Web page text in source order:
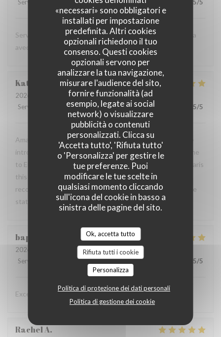
«necessari» sono obbligatori e
installati per impostazione
predefinita. Altri cookies
opzionali richiedono il tuo
consenso. Questi cookies
opzionali servono per
analizzare la tua navigazione,
misurare l'audience del sito,
fornire funzionalità (ad
esempio, legate ai social
network) o visualizzare
pubblicità o contenuti
personalizzati. Clicca su
'Accetta tutto', 'Rifiuta tutto'
o 'Personalizza' per gestire le
tue preferenze. Puoi
modificare le tue scelte in
qualsiasi momento cliccando
sull'icona del cookie in basso a
sinistra delle pagine del sito.
Ok, accetta tutto
Rifiuta tutti i cookie
Personalizza
Politica di protezione dei dati personali
Politica di gestione dei cookie
Servizio Atmosfera: 4/5 Cucina: 5/5 Qualità / Prezzo 5/5
Service impécable et une cuisine savoureuse. On reviendra
avec plaisir quand on sera à Paris la prochaine fois.
Katrina
2026-06-27
- 20:30 - Ospiti 2
Servizio
Atmosfera:5/5 Cucina :5 /5 Qualità / Prezzo 5/5
Amazing food and friendly service! My husband and I were
introduced to this restaurant by friends when we first came
to Europe 4 years ago. Now, every time we take a trip to Paris
this is always our favorite spot to dine at. Would highly
recommend to all of our friends and family back home in the
states :)
baptiste
2026-06-20
- 20:00 - Ospiti 2
Servizio
Atmosfera:5/5 Cucina:5/5 Qualità / Prezzo 5/5
Excellent restaurant et prix abordable
RachelA